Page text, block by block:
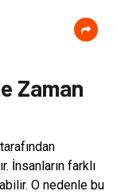
Zaman
İnsanların farklı
O nedenle bu